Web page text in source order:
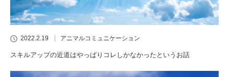
2022.2.19 アニマルコミュニケーション
スキルアップの近道はやっぱりコレしかなかったというお話